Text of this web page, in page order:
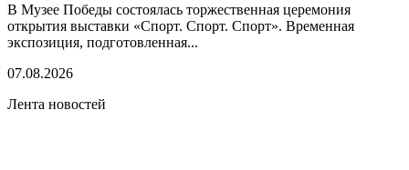
В Музее Победы состоялась торжественная церемония
открытия выставки «Спорт. Спорт. Спорт». Временная
экспозиция, подготовленная...
07.08.2026
Лента новостей